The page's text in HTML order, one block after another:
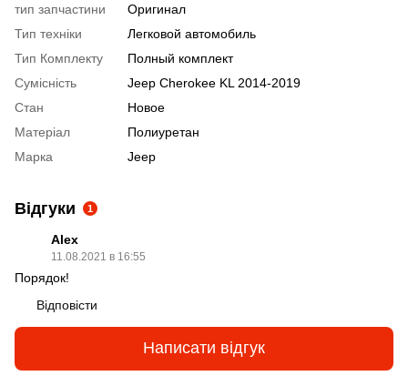
тип запчастини
Оригинал
Тип техніки
Легковой автомобиль
Тип Комплекту
Полный комплект
Сумісність
Jeep Cherokee KL 2014-2019
Стан
Новое
Матеріал
Полиуретан
Марка
Jeep
Відгуки 1
Аlex
11.08.2021 в 16:55
Порядок!
Відповісти
Написати відгук